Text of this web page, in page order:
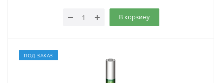
В корзину
ПОД ЗАКАЗ